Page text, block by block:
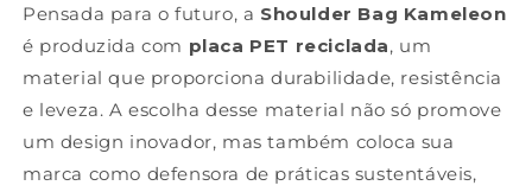
Pensada para o futuro, a Shoulder Bag Kameleon
é produzida com placa PET reciclada, um
material que proporciona durabilidade, resistência
e leveza. A escolha desse material não só promove
um design inovador, mas também coloca sua
marca como defensora de práticas sustentáveis,